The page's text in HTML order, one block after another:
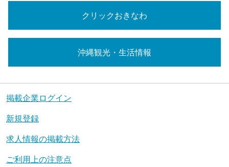
クリックおきなわ
沖縄観光・生活情報
掲載企業ログイン
新規登録
求人情報の掲載方法
ご利用上の注意点